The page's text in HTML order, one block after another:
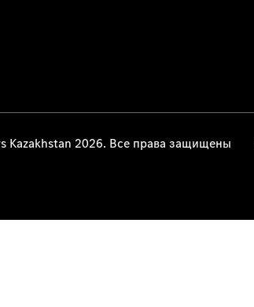
Kazakhstan 2026. Все права защищены